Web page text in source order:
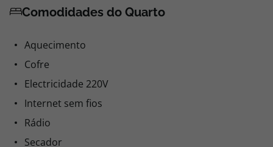
Comodidades do Quarto
Aquecimento
Cofre
Electricidade 220V
Internet sem fios
Rádio
Secador